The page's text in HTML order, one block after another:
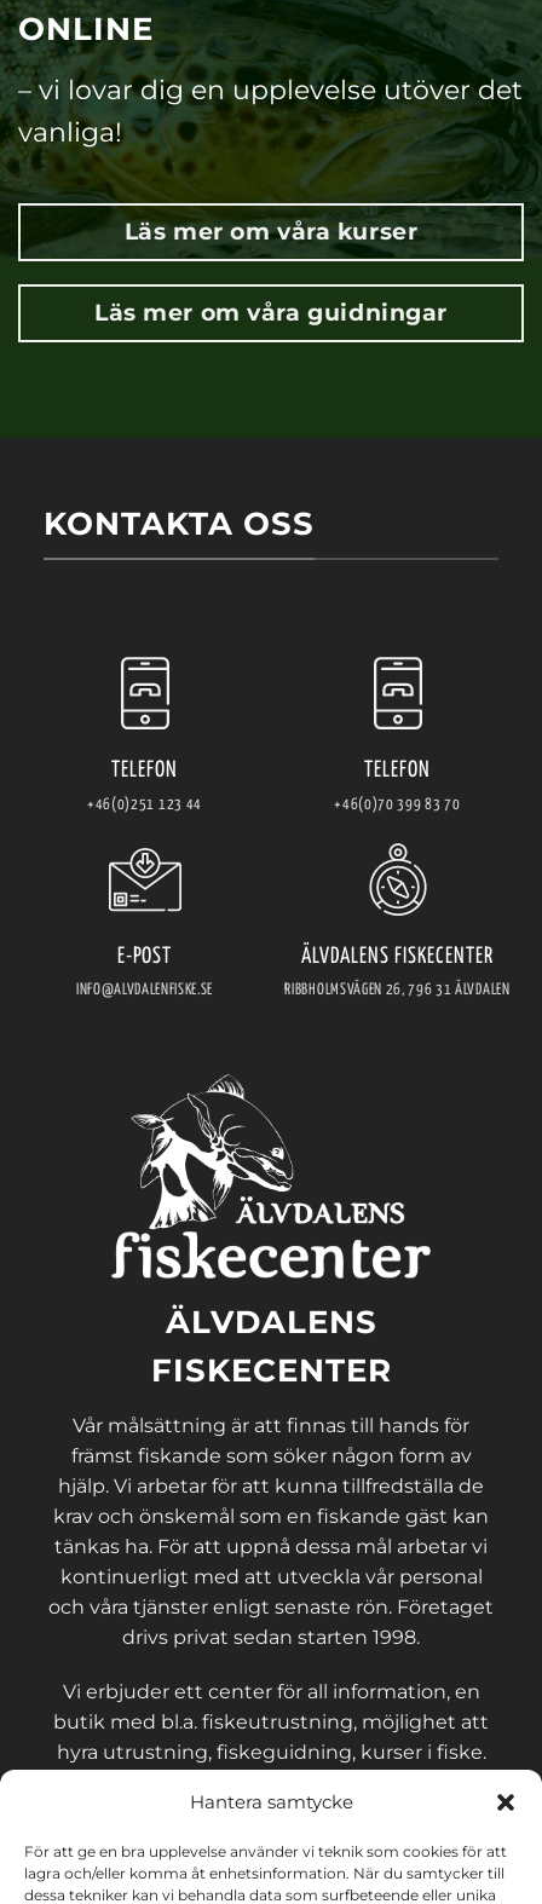
Hantera samtycke
För att ge en bra upplevelse använder vi teknik som cookies för att
lagra och/eller komma åt enhetsinformation. När du samtycker till
dessa tekniker kan vi behandla data som surfbeteende eller unika
ONLINE
– vi lovar dig en upplevelse utöver det
vanliga!
Läs mer om våra kurser
Läs mer om våra guidningar
KONTAKTA OSS
TELEFON
+46(0)251 123 44
TELEFON
+46(0)70 399 83 70
E-POST
INFO@ALVDALENFISKE.SE
ÄLVDALENS FISKECENTER
RIBBHOLMSVÄGEN 26, 796 31 ÄLVDALEN
ÄLVDALENS
FISKECENTER
Vår målsättning är att finnas till hands för
främst fiskande som söker någon form av
hjälp. Vi arbetar för att kunna tillfredställa de
krav och önskemål som en fiskande gäst kan
tänkas ha. För att uppnå dessa mål arbetar vi
kontinuerligt med att utveckla vår personal
och våra tjänster enligt senaste rön. Företaget
drivs privat sedan starten 1998.
Vi erbjuder ett center för all information, en
butik med bl.a. fiskeutrustning, möjlighet att
hyra utrustning, fiskeguidning, kurser i fiske.